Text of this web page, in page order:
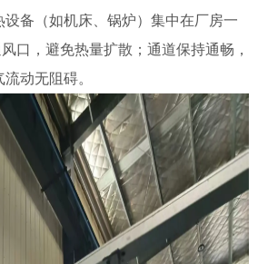
设备（如机床、锅炉）集中在厂房一
口，避免热量扩散；通道保持通畅，
动无阻碍。